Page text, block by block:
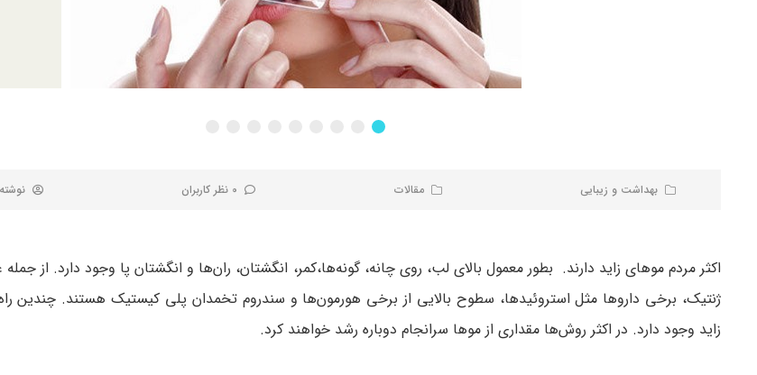
بهداشت و زیبایی مقالات 0 نظر کاربران
اکثر مردم موهای زاید دارند. بطور معمول بالای لب، روی چانه، گونه‌ها،کمر، انگشتان، ران‌ها و انگشتان پا وجود دارد. از
ژنتیک، برخی داروها مثل استروئید‌ها، سطوح بالایی از برخی هورمون‌ها و سندروم تخمدان پلی کیستیک هستند. چندین
زاید وجود دارد. در اکثر روش‌ها مقداری از موها سرانجام دوباره رشد خواهند کرد.